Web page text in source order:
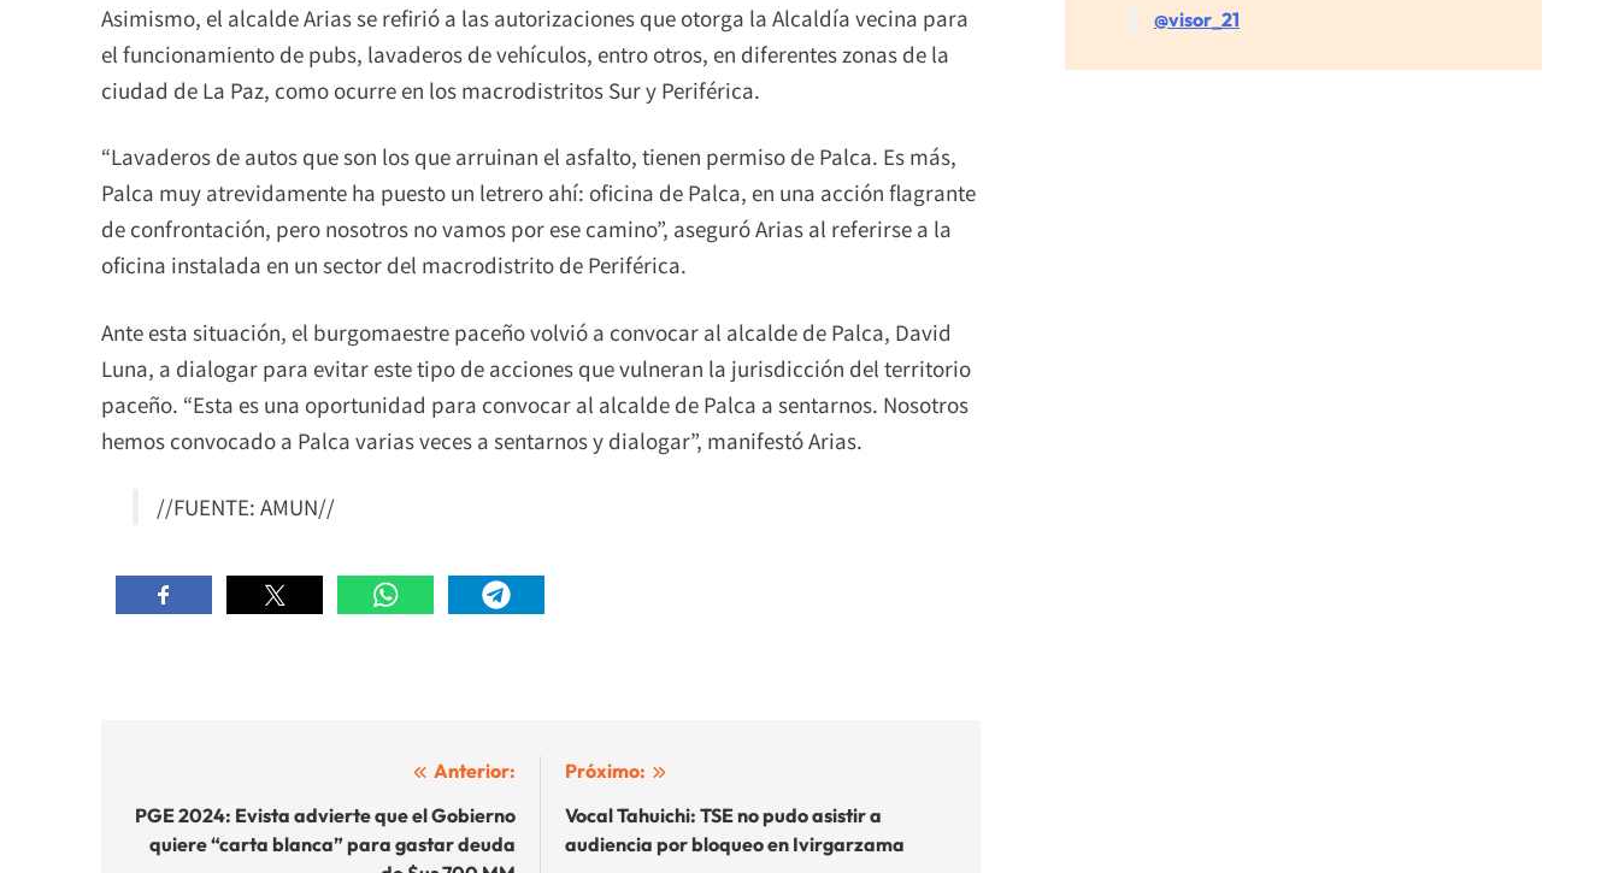
Asimismo, el alcalde Arias se refirió a las autorizaciones que otorga la Alcaldía vecina para
el funcionamiento de pubs, lavaderos de vehículos, entro otros, en diferentes zonas de la
ciudad de La Paz, como ocurre en los macrodistritos Sur y Periférica.
“Lavaderos de autos que son los que arruinan el asfalto, tienen permiso de Palca. Es más,
Palca muy atrevidamente ha puesto un letrero ahí: oficina de Palca, en una acción flagrante
de confrontación, pero nosotros no vamos por ese camino”, aseguró Arias al referirse a la
oficina instalada en un sector del macrodistrito de Periférica.
Ante esta situación, el burgomaestre paceño volvió a convocar al alcalde de Palca, David
Luna, a dialogar para evitar este tipo de acciones que vulneran la jurisdicción del territorio
paceño. “Esta es una oportunidad para convocar al alcalde de Palca a sentarnos. Nosotros
hemos convocado a Palca varias veces a sentarnos y dialogar”, manifestó Arias.
//FUENTE: AMUN//
de
entradas
Anterior:
PGE 2024: Evista advierte que el Gobierno
quiere “carta blanca” para gastar deuda
Próximo:
Vocal Tahuichi: TSE no pudo asistir a
audiencia por bloqueo en Ivirgarzama
@visor_21